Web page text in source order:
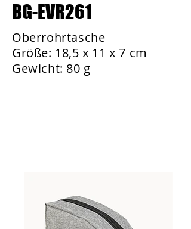
BG-EVR261
Oberrohrtasche
Größe: 18,5 x 11 x 7 cm
Gewicht: 80 g